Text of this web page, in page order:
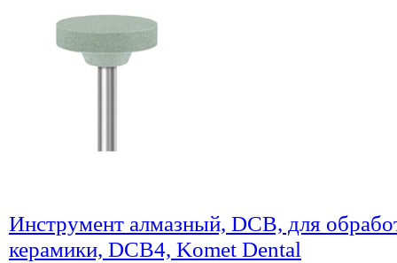
Инструмент алмазный, DCB, для
керамики, DCB4, Komet Dental